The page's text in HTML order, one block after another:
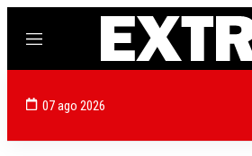
Menú
07 ago 2026